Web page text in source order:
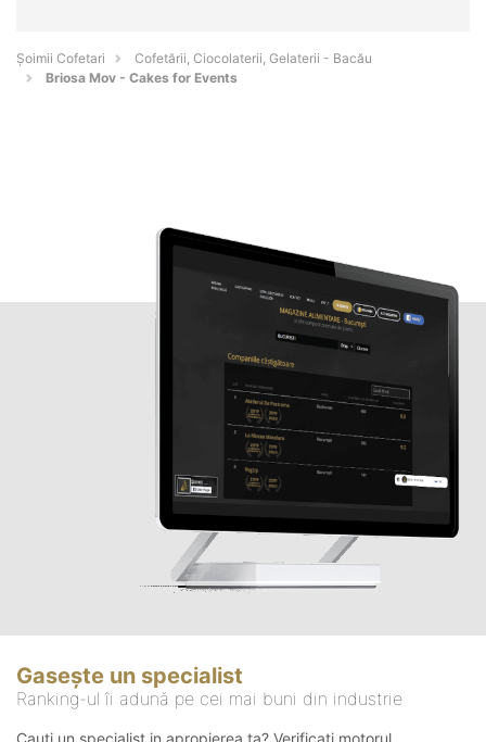
Șoimii Cofetari
Cofetării, Ciocolaterii, Gelaterii - Bacău
Briosa Mov - Cakes for Events
Gasește un specialist
Ranking-ul îi adună pe cei mai buni din industrie
Cauți un specialist in apropierea ta? Verificați motorul